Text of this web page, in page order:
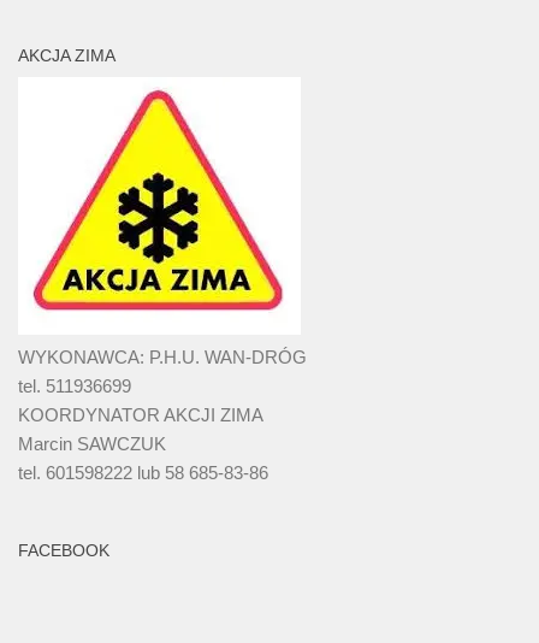
AKCJA ZIMA
WYKONAWCA: P.H.U. WAN-DRÓG
tel. 511936699
KOORDYNATOR AKCJI ZIMA
Marcin SAWCZUK
tel. 601598222 lub 58 685-83-86
FACEBOOK